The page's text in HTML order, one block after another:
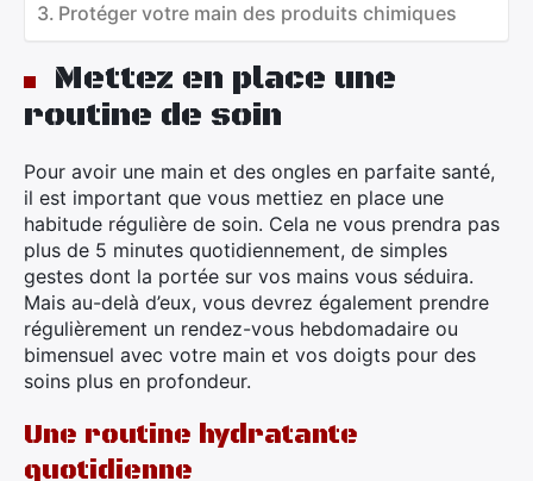
Protéger votre main des produits chimiques
Mettez en place une
routine de soin
Pour avoir une main et des ongles en parfaite santé,
il est important que vous mettiez en place une
habitude régulière de soin. Cela ne vous prendra pas
plus de 5 minutes quotidiennement, de simples
gestes dont la portée sur vos mains vous séduira.
Mais au-delà d’eux, vous devrez également prendre
régulièrement un rendez-vous hebdomadaire ou
bimensuel avec votre main et vos doigts pour des
soins plus en profondeur.
Une routine hydratante
quotidienne